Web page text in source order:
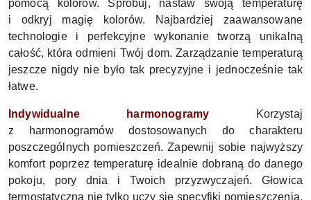
pomocą kolorów. Spróbuj, nastaw swoją temperaturę
i odkryj magię kolorów.
Najbardziej zaawansowane
technologie i perfekcyjne wykonanie tworzą unikalną
całość, która odmieni Twój dom. Zarządzanie temperaturą
jeszcze nigdy nie było tak precyzyjne i jednocześnie tak
łatwe.
Indywidualne harmonogramy
Korzystaj
z harmonogramów dostosowanych do charakteru
poszczególnych pomieszczeń. Zapewnij sobie najwyższy
komfort poprzez temperaturę idealnie dobraną do danego
pokoju, pory dnia i Twoich przyzwyczajeń. Głowica
termostatyczna nie tylko uczy się specyfiki pomieszczenia,